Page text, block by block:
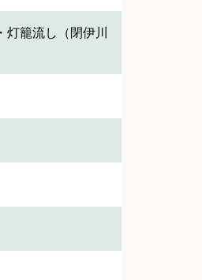
籠流し（閉伊川